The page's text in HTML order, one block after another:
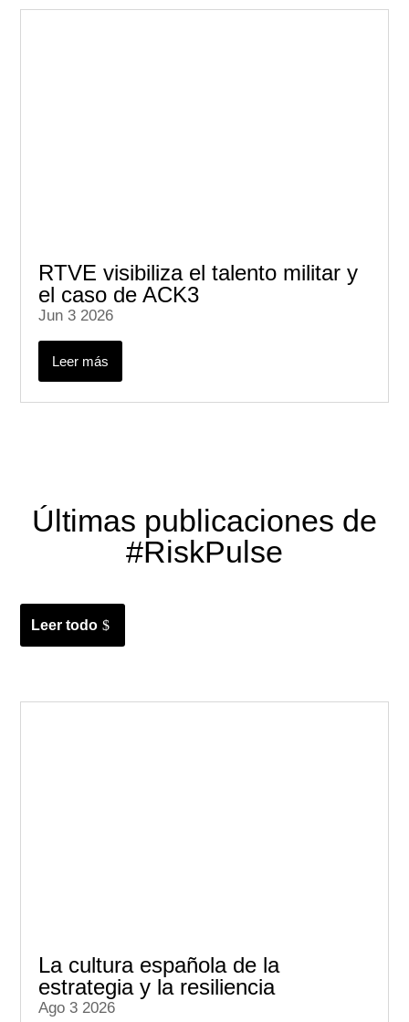
RTVE visibiliza el talento militar y
el caso de ACK3
Jun 3 2026
Leer más
Últimas publicaciones de
#RiskPulse
Leer todo
La cultura española de la
estrategia y la resiliencia
Ago 3 2026